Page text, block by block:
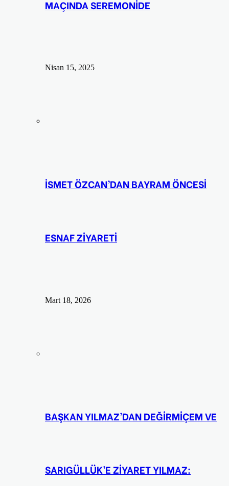
MAÇINDA SEREMONİDE
Nisan 15, 2025
İSMET ÖZCAN’DAN BAYRAM ÖNCESİ
ESNAF ZİYARETİ
Mart 18, 2026
BAŞKAN YILMAZ’DAN DEĞİRMİÇEM VE
SARIGÜLLÜK’E ZİYARET YILMAZ: